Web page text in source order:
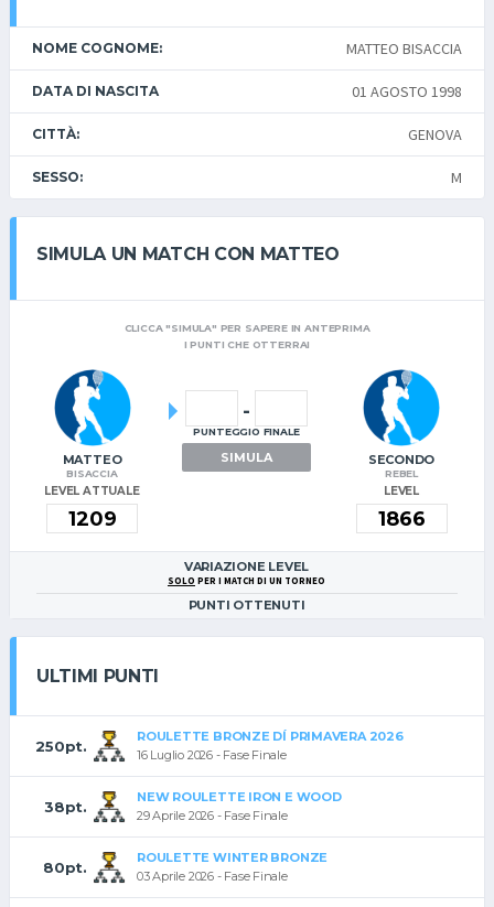
NOME COGNOME: MATTEO BISACCIA
DATA DI NASCITA 01 AGOSTO 1998
CITTÀ: GENOVA
SESSO: M
SIMULA UN MATCH CON MATTEO
CLICCA "SIMULA" PER SAPERE IN ANTEPRIMA
I PUNTI CHE OTTERRAI
MATTEO
BISACCIA
LEVEL ATTUALE
-
PUNTEGGIO FINALE
SIMULA SECONDO
REBEL
LEVEL
VARIAZIONE LEVEL
SOLO PER I MATCH DI UN TORNEO
PUNTI OTTENUTI
ULTIMI PUNTI
250pt.
ROULETTE BRONZE DÍ PRIMAVERA 2026
16 Luglio 2026 - Fase Finale
38pt.
NEW ROULETTE IRON E WOOD
29 Aprile 2026 - Fase Finale
80pt.
ROULETTE WINTER BRONZE
03 Aprile 2026 - Fase Finale